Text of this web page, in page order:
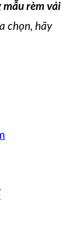
mẫu rèm vải
chọn, hãy